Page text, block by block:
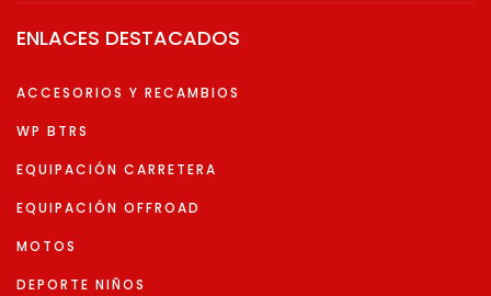
ENLACES DESTACADOS
ACCESORIOS Y RECAMBIOS
WP BTRS
EQUIPACIÓN CARRETERA
EQUIPACIÓN OFFROAD
MOTOS
DEPORTE NIÑOS